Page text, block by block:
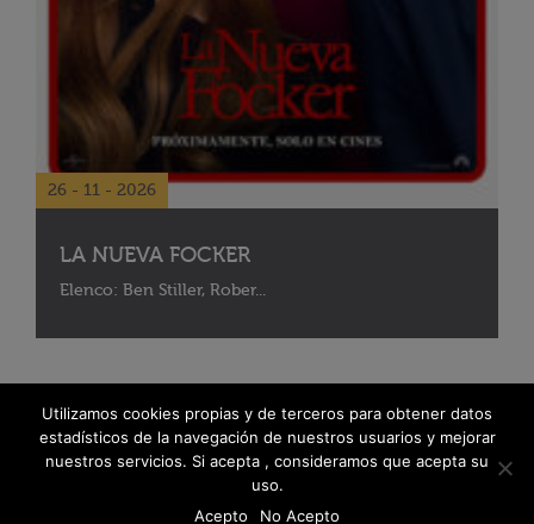
26 - 11 - 2026
LA NUEVA FOCKER
Elenco: Ben Stiller, Rober...
Utilizamos cookies propias y de terceros para obtener datos
estadísticos de la navegación de nuestros usuarios y mejorar
nuestros servicios. Si acepta , consideramos que acepta su
uso.
Acepto
No Acepto